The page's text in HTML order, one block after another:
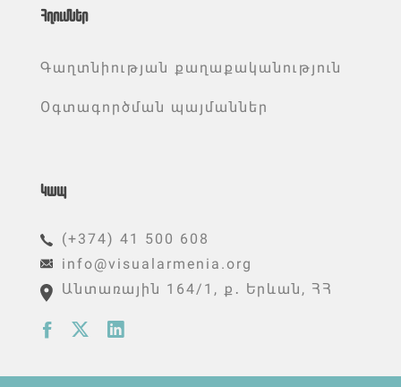
Հղումներ
Գաղտնիության քաղաքականություն
Օգտագործման պայմաններ
Կապ
(+374) 41 500 608
info@visualarmenia.org
Անտառային 164/1, ք․ Երևան, ՀՀ